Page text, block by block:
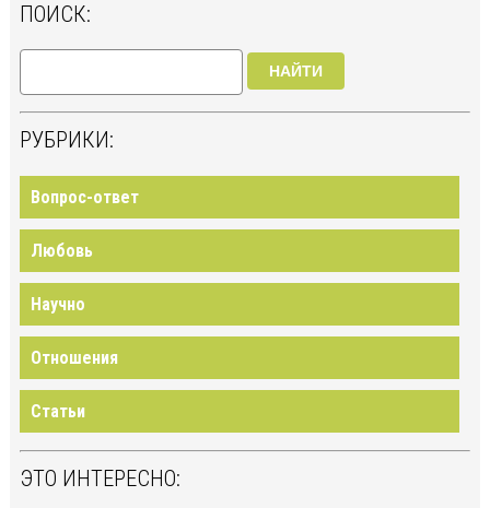
ПОИСК:
НАЙТИ
РУБРИКИ:
Вопрос-ответ
Любовь
Научно
Отношения
Статьи
ЭТО ИНТЕРЕСНО: